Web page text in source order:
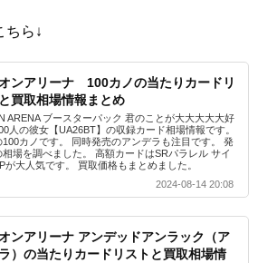
ちら↓
ンアリーナ 100カノの当たりカードリ
買取相場情報まとめ
ARENA ブースターパック 君のことが大大大大大好
人の彼女【UA26BT】の収録カード相場情報です。
100カノです。 同時発売のアンデラも注目です。 発
相場を調べました。 高額カードはSRパラレル サイ
が大人気です。 買取価格もまとめました。
2024-08-14 20:08
ンアリーナ アンデッドアンラック（ア
）の当たりカードリストと買取相場情